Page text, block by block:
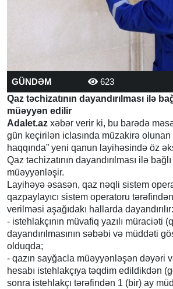
GÜNDƏM 623
Qaz təchizatının dayandırılması ilə
müəyyən edilir
Adalet.az xəbər verir ki, bu barədə
gün keçirilən iclasında müzakirə olunan
haqqında” yeni qanun layihəsində öz
Qaz təchizatının dayandırılması ilə
müəyyənləşir.
Layihəyə əsasən, qaz nəqli sistem
qazpaylayıcı sistem operatoru
verilməsi aşağıdakı hallarda dayandırılır:
- istehlakçının müvafiq yazılı müraciəti
dayandırılmasının səbəbi və müddəti
olduqda;
- qazın sayğacla müəyyənləşən dəyəri
hesabı istehlakçıya təqdim edildikdən
sonra istehlakçı tərəfindən 1 (bir) ay